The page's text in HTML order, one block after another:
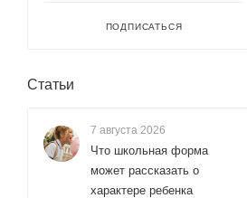
ПОДПИСАТЬСЯ
Статьи
7 августа 2026
Что школьная форма
может рассказать о
характере ребенка